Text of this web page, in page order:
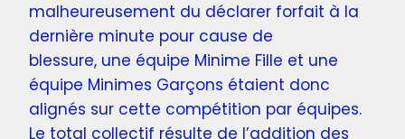
malheureusement du déclarer forfait à la
dernière minute pour cause de
blessure, une équipe Minime Fille et une
équipe Minimes Garçons étaient donc
alignés sur cette compétition par équipes.
Le total collectif résulte de l’addition des